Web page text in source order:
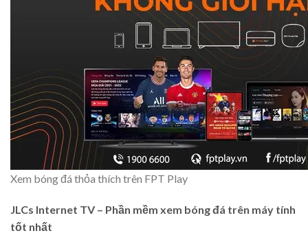
Xem bóng đá thỏa thích trên FPT Play
JLCs Internet TV – Phần mềm xem bóng đá trên máy tính
tốt nhất